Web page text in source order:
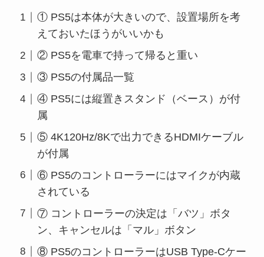
① PS5は本体が大きいので、設置場所を考
えておいたほうがいいかも
② PS5を電車で持って帰ると重い
③ PS5の付属品一覧
④ PS5には縦置きスタンド（ベース）が付
属
⑤ 4K120Hz/8Kで出力できるHDMIケーブル
が付属
⑥ PS5のコントローラーにはマイクが内蔵
されている
⑦ コントローラーの決定は「バツ」ボタ
ン、キャンセルは「マル」ボタン
⑧ PS5のコントローラーはUSB Type-Cケー